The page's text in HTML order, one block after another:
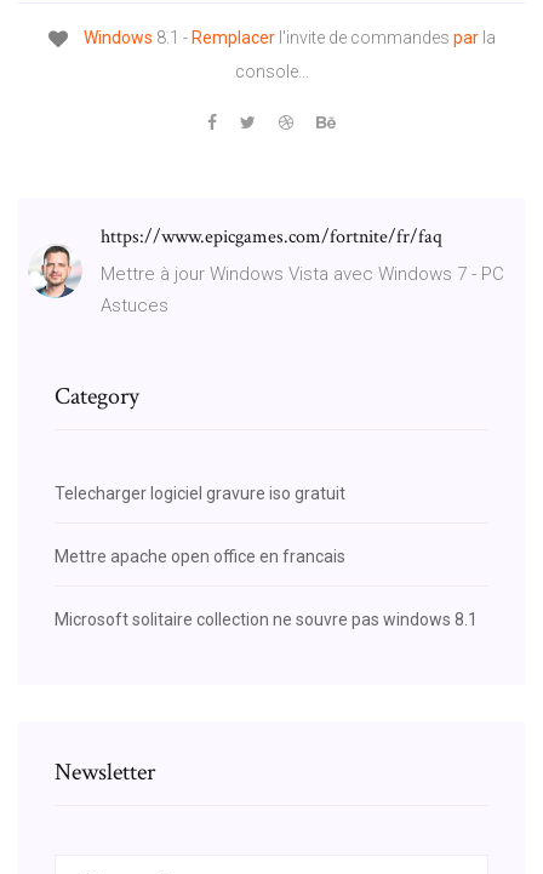
Windows 8.1 - Remplacerl'invite de commandes parla
console...
https://www.epicgames.com/fortnite/fr/faq
Mettre à jour Windows Vista avec Windows 7 - PC
Astuces
Category
Telecharger logiciel gravure iso gratuit
Mettre apache open office en francais
Microsoft solitaire collection ne souvre pas windows 8.1
Newsletter